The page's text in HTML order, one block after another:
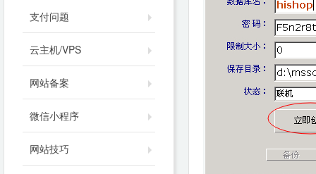
支付问题
云主机/VPS
网站备案
微信小程序
网站技巧